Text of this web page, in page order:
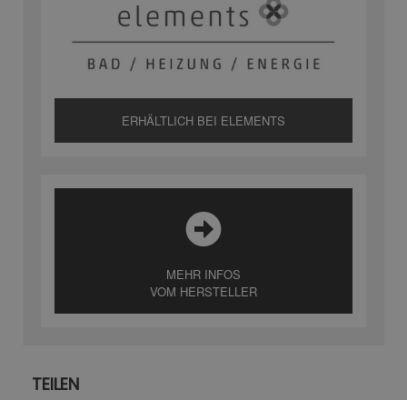
ERHÄLTLICH BEI ELEMENTS
MEHR INFOS
VOM HERSTELLER
TEILEN